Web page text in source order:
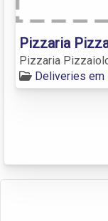
Pizzaria
Pizzaria
Deliveries em